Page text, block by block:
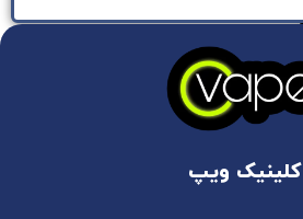
کلینیک ویپ